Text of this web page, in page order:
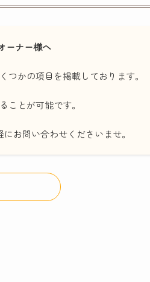
ーナー様へ
かの項目を掲載しております。
ことが可能です。
お問い合わせくださいませ。